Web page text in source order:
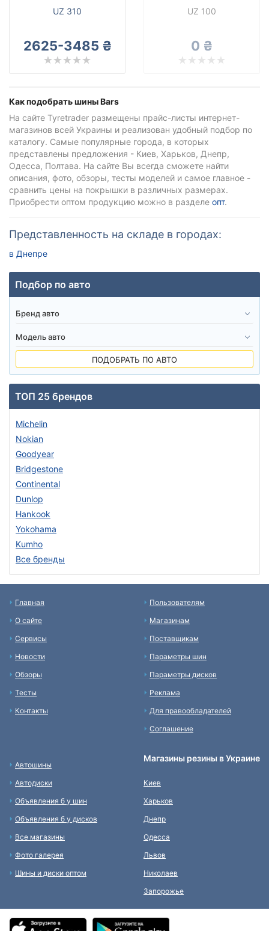
UZ 310
2625-3485 ₴
UZ 100
0 ₴
Как подобрать шины Bars
На сайте Tyretrader размещены прайс-листы интернет-
магазинов всей Украины и реализован удобный подбор по
каталогу. Самые популярные города, в которых
представлены предложения - Киев, Харьков, Днепр,
Одесса, Полтава. На сайте Вы всегда сможете найти
описания, фото, обзоры, тесты моделей и самое главное -
сравнить цены на покрышки в различных размерах.
Приобрести оптом продукцию можно в разделе опт.
Представленность на складе в городах:
в Днепре
Подбор по авто
ПОДОБРАТЬ ПО АВТО
ТОП 25 брендов
Michelin
Nokian
Goodyear
Bridgestone
Continental
Dunlop
Hankook
Yokohama
Kumho
Все бренды
Главная
О сайте
Сервисы
Новости
Обзоры
Тесты
Контакты
Пользователям
Магазинам
Поставщикам
Параметры шин
Параметры дисков
Реклама
Для правообладателей
Соглашение
Автошины
Автодиски
Объявления б у шин
Объявления б у дисков
Все магазины
Фото галерея
Шины и диски оптом
Магазины резины в Украине
Киев
Харьков
Днепр
Одесса
Львов
Николаев
Запорожье